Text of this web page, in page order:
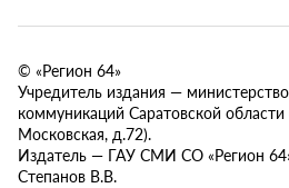
© «Регион 64»
Учредитель издания —
коммуникаций Саратовской области
Московская, д.72).
Издатель — ГАУ СМИ СО «Регион
Степанов В.В.